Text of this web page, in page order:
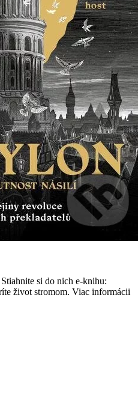
si do nich e-knihu:
život stromom. Viac informácii